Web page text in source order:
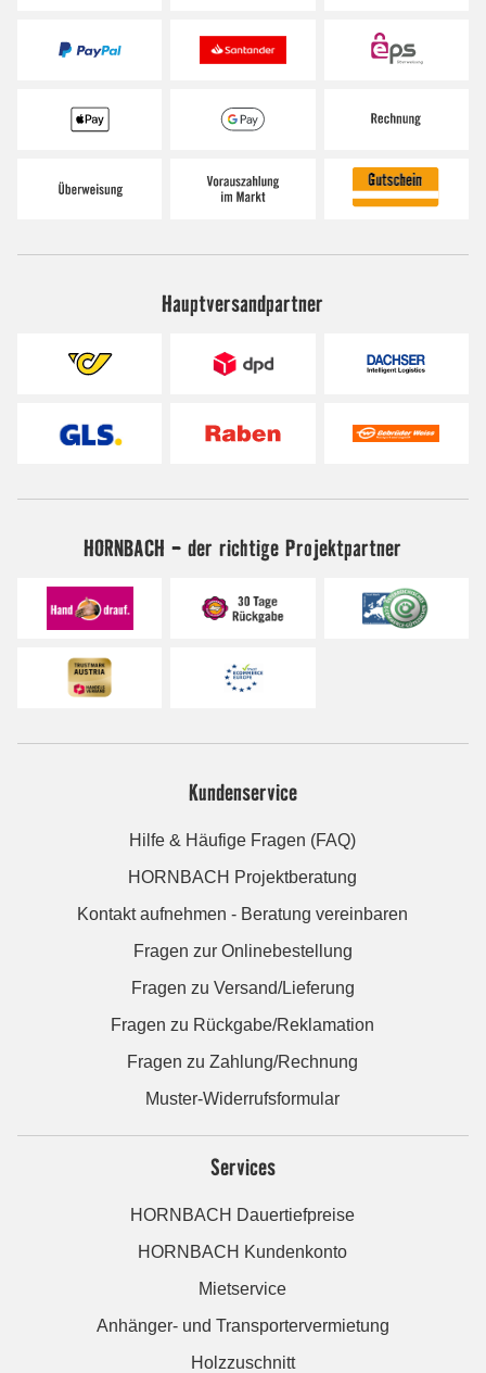
Hauptversandpartner
HORNBACH - der richtige Projektpartner
Kundenservice
Hilfe & Häufige Fragen (FAQ)
HORNBACH Projektberatung
Kontakt aufnehmen - Beratung vereinbaren
Fragen zur Onlinebestellung
Fragen zu Versand/Lieferung
Fragen zu Rückgabe/Reklamation
Fragen zu Zahlung/Rechnung
Muster-Widerrufsformular
Services
HORNBACH Dauertiefpreise
HORNBACH Kundenkonto
Mietservice
Anhänger- und Transportervermietung
Holzzuschnitt